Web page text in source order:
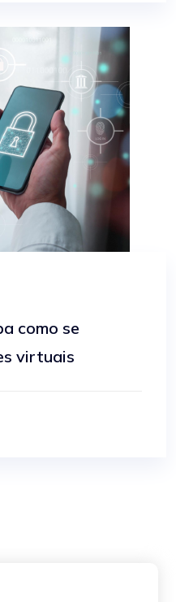
como se
virtuais